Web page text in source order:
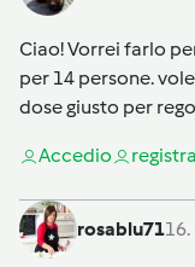
Ciao! Vorrei farlo
per 14 persone.
dose giusto per
Accedio
rosablu71